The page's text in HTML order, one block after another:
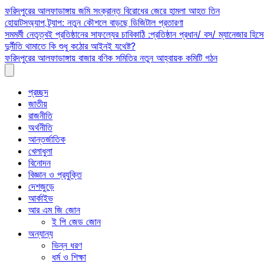
Skip
to
content
ফরিদপুরের আলফাডাঙ্গায় জমি সংক্রান্ত বিরোধের জেরে হামলা আহত তিন
হোয়াটসঅ্যাপ ট্র্যাপ: নতুন কৌশলে বাড়ছে ডিজিটাল প্রতারণা
সমমর্মী নেতৃত্বই প্রতিষ্ঠানের সাফল্যের চাবিকাঠি :প্রতিষ্ঠান প্রধান/ বস/ ম্যানেজার
দুর্নীতি থামাতে কি শুধু কঠোর আইনই যথেষ্ট?
ফরিদপুরের আলফাডাঙ্গায় বাজার বণিক সমিতির নতুন আহ্বায়ক কমিটি গঠন
প্রচ্ছদ
জাতীয়
রাজনীতি
অর্থনীতি
আন্তর্জাতিক
খেলাধুলা
বিনোদন
বিজ্ঞান ও প্রযুক্তি
দেশজুড়ে
আর্কাইভ
আর এম জি জোন
ই পি জেড জোন
অন্যান্য
ভিন্ন ধরণ
ধর্ম ও শিক্ষা